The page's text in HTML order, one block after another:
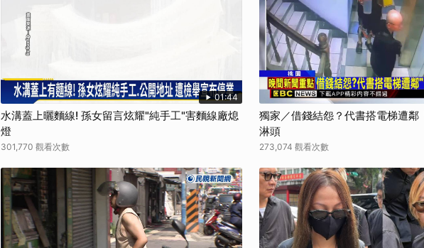
01:44
水溝蓋上曬麵線! 孫女留言炫耀"純手工"害麵線廠熄
燈
301,770 觀看次數
獨家／借錢結怨？代書搭電梯遭鄰
淋頭
273,074 觀看次數